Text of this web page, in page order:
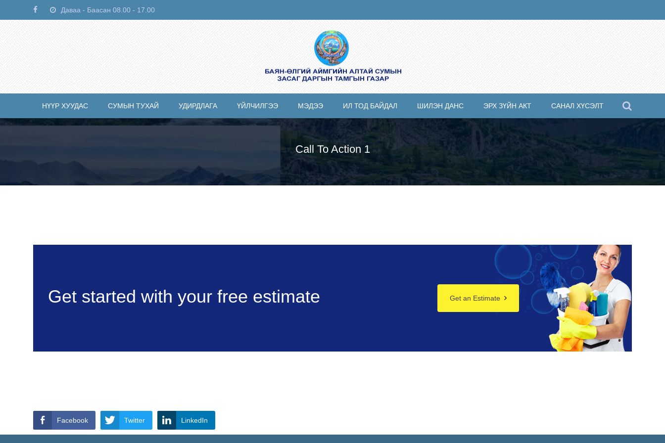
Даваа - Баасан 08.00 - 17.00
НҮҮР ХУУДАС СУМЫН ТУХАЙ УДИРДЛАГА ҮЙЛЧИЛГЭЭ МЭДЭЭ ИЛ ТОД БАЙДАЛ ШИЛЭН ДАНС ЭРХ ЗҮЙН АКТ САНАЛ ХҮСЭЛТ
Call To Action 1
Get started with your free estimate Get an Estimate
Facebook Twitter LinkedIn